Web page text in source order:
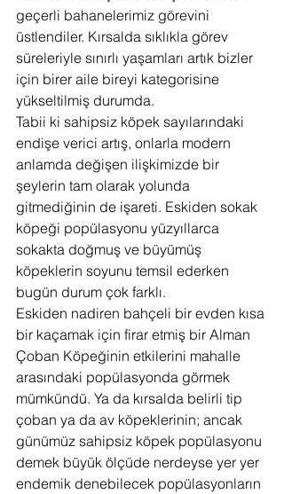
geçerli bahanelerimiz görevini
üstlendiler. Kırsalda sıklıkla görev
süreleriyle sınırlı yaşamları artık bizler
için birer aile bireyi kategorisine
yükseltilmiş durumda.
Tabii ki sahipsiz köpek sayılarındaki
endişe verici artış, onlarla modern
anlamda değişen ilişkimizde bir
şeylerin tam olarak yolunda
gitmediğinin de işareti. Eskiden sokak
köpeği popülasyonu yüzyıllarca
sokakta doğmuş ve büyümüş
köpeklerin soyunu temsil ederken
bugün durum çok farklı.
Eskiden nadiren bahçeli bir evden kısa
bir kaçamak için firar etmiş bir Alman
Çoban Köpeğinin etkilerini mahalle
arasındaki popülasyonda görmek
mümkündü. Ya da kırsalda belirli tip
çoban ya da av köpeklerinin; ancak
günümüz sahipsiz köpek popülasyonu
demek büyük ölçüde nerdeyse yer yer
endemik denebilecek popülasyonların